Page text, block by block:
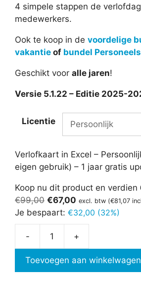
4 simpele stappen de
medewerkers.
Ook te koop in de voordelige
vakantie of bundel
Geschikt voor alle jaren!
Versie 5.1.22 – Editie 2025-
Licentie
Verlofkaart in Excel –
eigen gebruik) – 1 jaar gratis
Koop nu dit product en verdien
€99,00 Oorspronkelijke
prijs
was:
€99,00.
€67,00 Huidige
prijs
is:
€67,00.
excl. btw (€81,07
Je bespaart: €32,00 (32%)
-
Excel
+
Toevoegen aan winkelwagen